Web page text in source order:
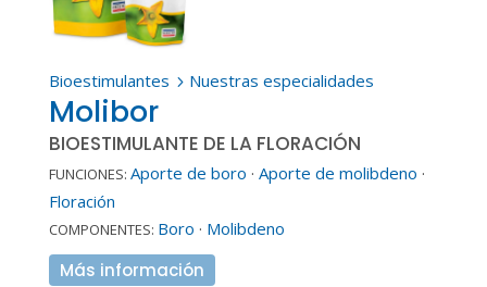
Bioestimulantes 5 Nuestras especialidades
Molibor
BIOESTIMULANTE DE LA FLORACIÓN
FUNCIONES: Aporte de boro · Aporte de molibdeno ·
Floración
COMPONENTES: Boro · Molibdeno
Más información